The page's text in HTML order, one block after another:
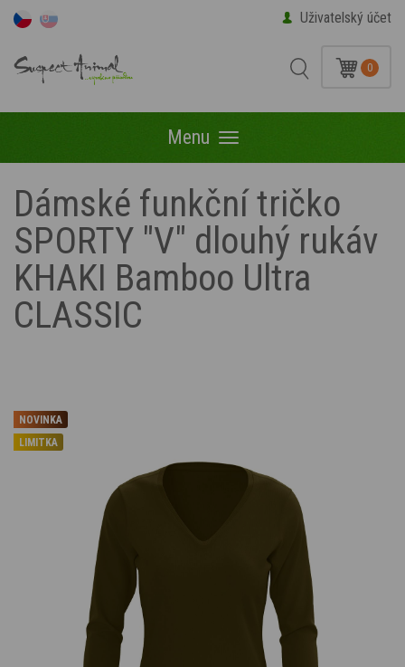
Uživatelský účet
0
Menu Menu
Dámské funkční tričko
SPORTY "V" dlouhý rukáv
KHAKI Bamboo Ultra
CLASSIC
NOVINKA
LIMITKA